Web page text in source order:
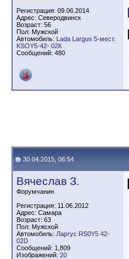
Регистрация: 09.06.2014
Адрес: Северодвинск
Возраст: 56
Пол: Мужской
Автомобиль: Lada Largus 5-мест.
KSOY5-42- 02К
Сообщений: 480
30.04.2015, 06:54
Вячеслав З.
Форумчанин
Регистрация: 11.06.2012
Адрес: Самара
Возраст: 63
Пол: Мужской
Автомобиль: Ларгус RS0Y5 42-
02D
Сообщений: 1,809
Изображений: 20